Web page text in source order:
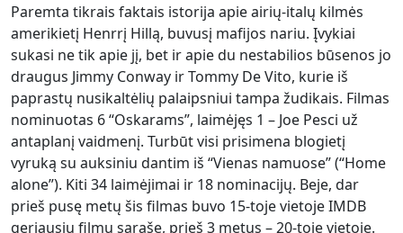
Paremta tikrais faktais istorija apie airių-italų kilmės
amerikietį Henrrį Hillą, buvusį mafijos nariu. Įvykiai
sukasi ne tik apie jį, bet ir apie du nestabilios būsenos jo
draugus Jimmy Conway ir Tommy De Vito, kurie iš
paprastų nusikaltėlių palaipsniui tampa žudikais. Filmas
nominuotas 6 “Oskarams”, laimėjęs 1 – Joe Pesci už
antaplanį vaidmenį. Turbūt visi prisimena blogietį
vyruką su auksiniu dantim iš “Vienas namuose” (“Home
alone”). Kiti 34 laimėjimai ir 18 nominacijų. Beje, dar
prieš pusę metų šis filmas buvo 15-toje vietoje IMDB
geriausių filmų sąraše, prieš 3 metus – 20-toje vietoje.